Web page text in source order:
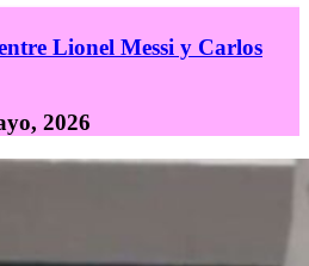
Lionel Messi y Carlos
2026